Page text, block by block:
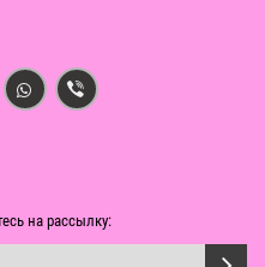
на рассылку: